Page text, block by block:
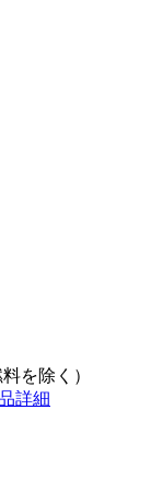
を除く）
詳細